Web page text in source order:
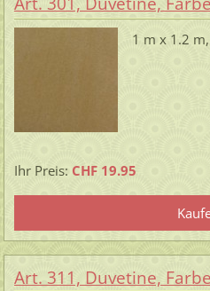
1 m x 1.2
Ihr Preis: CHF 19.95
Art. 311, Duvetine,